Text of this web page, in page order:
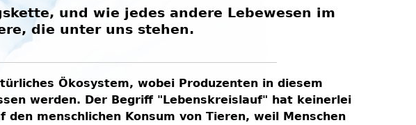
und wie jedes andere Lebewesen im
die unter uns stehen.
Ökosystem, wobei Produzenten in diesem
werden. Der Begriff "Lebenskreislauf" hat keinerlei
menschlichen Konsum von Tieren, weil Menschen